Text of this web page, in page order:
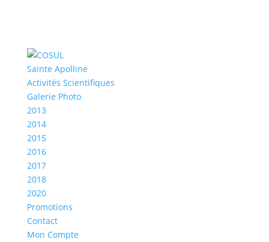
Sainte Apolline
Activités Scientifiques
Galerie Photo
2013
2014
2015
2016
2017
2018
2020
Promotions
Contact
Mon Compte